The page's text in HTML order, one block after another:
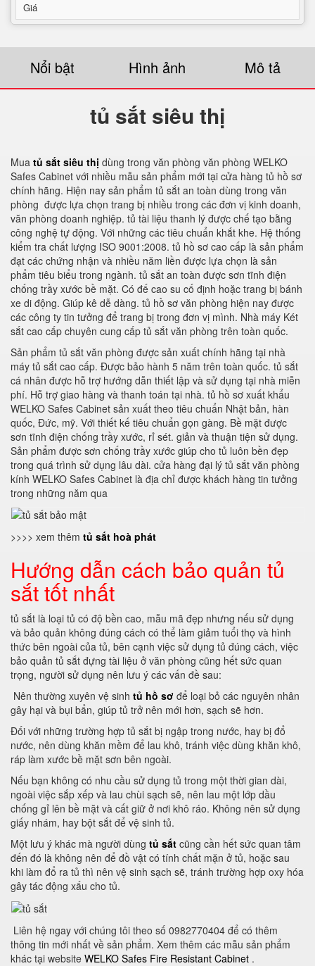
Giá
Nổi bật Hình ảnh Mô tả
tủ sắt siêu thị
Mua tủ sắt siêu thị dùng trong văn phòng văn phòng WELKO
Safes Cabinet với nhiều mẫu sản phẩm mới tại cửa hàng tủ hồ sơ
chính hãng. Hiện nay sản phẩm tủ sắt an toàn dùng trong văn
phòng được lựa chọn trang bị nhiều trong các đơn vị kinh doanh,
văn phòng doanh nghiệp. tủ tài liệu thanh lý được chế tạo bằng
công nghệ tự động. Với những các tiêu chuẩn khắt khe. Hệ thống
kiểm tra chất lượng ISO 9001:2008. tủ hồ sơ cao cấp là sản phẩm
đạt các chứng nhận và nhiều năm liền được lựa chọn là sản
phẩm tiêu biểu trong ngành. tủ sắt an toàn được sơn tĩnh điện
chống trầy xước bề mặt. Có đế cao su cố định hoặc trang bị bánh
xe di động. Giúp kê dễ dàng. tủ hồ sơ văn phòng hiện nay được
các công ty tin tưởng để trang bị trong đơn vị mình. Nhà máy Két
sắt cao cấp chuyên cung cấp tủ sắt văn phòng trên toàn quốc.
Sản phẩm tủ sắt văn phòng được sản xuất chính hãng tại nhà
máy tủ sắt cao cấp. Được bảo hành 5 năm trên toàn quốc. tủ sắt
cá nhân được hỗ trợ hướng dẫn thiết lập và sử dụng tại nhà miễn
phí. Hỗ trợ giao hàng và thanh toán tại nhà. tủ hồ sơ xuất khẩu
WELKO Safes Cabinet sản xuất theo tiêu chuẩn Nhật bản, hàn
quốc, Đức, mỹ. Với thiết kế tiêu chuẩn gọn gàng. Bề mặt được
sơn tĩnh điện chống trầy xước, rỉ sét. giản và thuận tiện sử dụng.
Sản phẩm được sơn chống trầy xước giúp cho tủ luôn bền đẹp
trong quá trình sử dụng lâu dài. cửa hàng đại lý tủ sắt văn phòng
kính WELKO Safes Cabinet là địa chỉ được khách hàng tin tưởng
trong những năm qua
>>>> xem thêm tủ sắt hoà phát
Hướng dẫn cách bảo quản tủ
sắt tốt nhất
tủ sắt là loại tủ có độ bền cao, mẫu mã đẹp nhưng nếu sử dụng
và bảo quản không đúng cách có thể làm giảm tuổi thọ và hình
thức bên ngoài của tủ, bên cạnh việc sử dụng tủ đúng cách, việc
bảo quản tủ sắt đựng tài liệu ở văn phòng cũng hết sức quan
trọng, người sử dụng nên lưu ý các vấn đề sau:
Nên thường xuyên vệ sinh tủ hồ sơ để loại bỏ các nguyên nhân
gây hại và bụi bẩn, giúp tủ trở nên mới hơn, sạch sẽ hơn.
Đối với những trường hợp tủ sắt bị ngập trong nước, hay bị đổ
nước, nên dùng khăn mềm để lau khô, tránh việc dùng khăn khô,
ráp làm xước bề mặt sơn bên ngoài.
Nếu bạn không có nhu cầu sử dụng tủ trong một thời gian dài,
ngoài việc sắp xếp và lau chùi sạch sẽ, nên lau một lớp dầu
chống gỉ lên bề mặt và cất giữ ở nơi khô ráo. Không nên sử dụng
giấy nhám, hay bột sắt để vệ sinh tủ.
Một lưu ý khác mà người dùng tủ sắt cũng cần hết sức quan tâm
đến đó là không nên để đồ vật có tính chất mặn ở tủ, hoặc sau
khi làm đổ ra tủ thì nên vệ sinh sạch sẽ, tránh trường hợp oxy hóa
gây tác động xấu cho tủ.
Liên hệ ngay với chúng tôi theo số 0982770404 để có thêm
thông tin mới nhất về sản phẩm. Xem thêm các mẫu sản phẩm
khác tại website WELKO Safes Fire Resistant Cabinet .